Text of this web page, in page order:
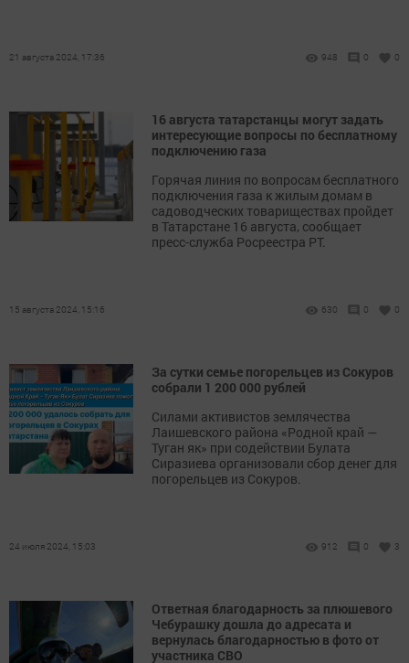
21 августа 2024, 17:36 948 0 0
16 августа татарстанцы могут задать
интересующие вопросы по бесплатному
подключению газа
Горячая линия по вопросам бесплатного
подключения газа к жилым домам в
садоводческих товариществах пройдет
в Татарстане 16 августа, сообщает
пресс-служба Росреестра РТ.
15 августа 2024, 15:16 630 0 0
За сутки семье погорельцев из Сокуров
собрали 1 200 000 рублей
Силами активистов землячества
Лаишевского района «Родной край —
Туган як» при содействии Булата
Сиразиева организовали сбор денег для
погорельцев из Сокуров.
24 июля 2024, 15:03 912 0 3
Ответная благодарность за плюшевого
Чебурашку дошла до адресата и
вернулась благодарностью в фото от
участника СВО